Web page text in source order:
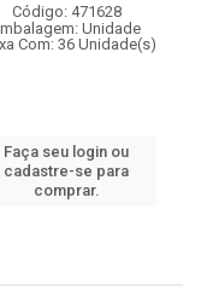
Código: 471628
Unidade
Com: 36 Unidade(s)
Faça seu login ou
cadastre-se para
comprar.